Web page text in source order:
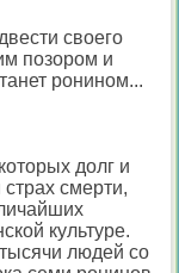
своего
позором и
ронином...
долг и
смерти,
культуре.
людей со